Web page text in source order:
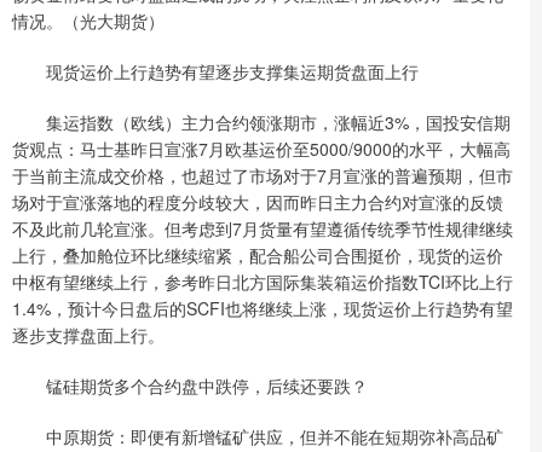
情况。（光大期货）
现货运价上行趋势有望逐步支撑集运期货盘面上行
集运指数（欧线）主力合约领涨期市，涨幅近3%，国投安信期
货观点：马士基昨日宣涨7月欧基运价至5000/9000的水平，大幅高
于当前主流成交价格，也超过了市场对于7月宣涨的普遍预期，但市
场对于宣涨落地的程度分歧较大，因而昨日主力合约对宣涨的反馈
不及此前几轮宣涨。但考虑到7月货量有望遵循传统季节性规律继续
上行，叠加舱位环比继续缩紧，配合船公司合围挺价，现货的运价
中枢有望继续上行，参考昨日北方国际集装箱运价指数TCI环比上行
1.4%，预计今日盘后的SCFI也将继续上涨，现货运价上行趋势有望
逐步支撑盘面上行。
锰硅期货多个合约盘中跌停，后续还要跌？
中原期货：即便有新增锰矿供应，但并不能在短期弥补高品矿